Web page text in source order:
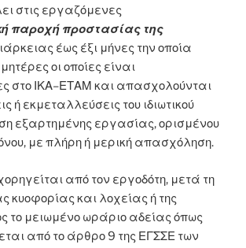
στις εργαζόμενες
παροχή προστασίας της
έως έξι μήνες την οποία
οι οποίες είναι
στο ΙΚΑ–ΕΤΑΜ και απασχολούνται
ή εκμεταλλεύσεις του ιδιωτικού
εξαρτημένης εργασίας, ορισμένου
με πλήρη ή μερική απασχόληση.
από τον εργοδότη, μετά τη
κυοφορίας και λοχείας ή της
το μειωμένο ωράριο αδείας όπως
από το άρθρο 9 της ΕΓΣΣΕ των